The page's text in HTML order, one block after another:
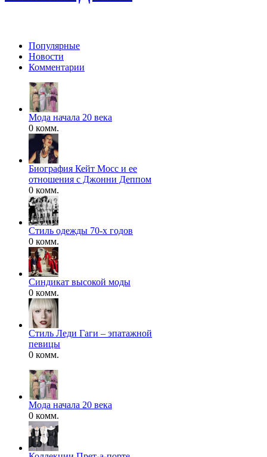
Популярные
Новости
Комментарии
Мода начала 20 века
0 комм.
Биография Кейт Мосс и ее
отношения с Джонни Деппом
0 комм.
Стиль одежды 70-х годов
0 комм.
Синдикат высокой моды
0 комм.
Стиль Леди Гаги – эпатажной
певицы
0 комм.
Мода начала 20 века
0 комм.